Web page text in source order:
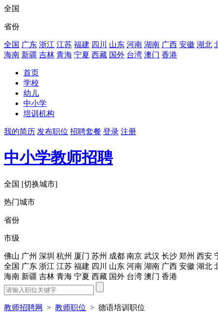
全国
省份
全国 广东 浙江 江苏 福建 四川 山东 河南 湖南 广西 安徽 湖北
海南 新疆 吉林 青海 宁夏 西藏 国外 台湾 澳门 香港
首页
学校
幼儿
中小学
培训机构
我的简历 发布职位 招聘套餐 登录 注册
中小学教师招聘
全国 [切换城市]
热门城市
省份
市级
佛山 广州 深圳 杭州 厦门 苏州 成都 南京 武汉 长沙 郑州 西安
全国 广东 浙江 江苏 福建 四川 山东 河南 湖南 广西 安徽 湖北
海南 新疆 吉林 青海 宁夏 西藏 国外 台湾 澳门 香港
教师招聘网 > 教师职位 > 德语培训职位